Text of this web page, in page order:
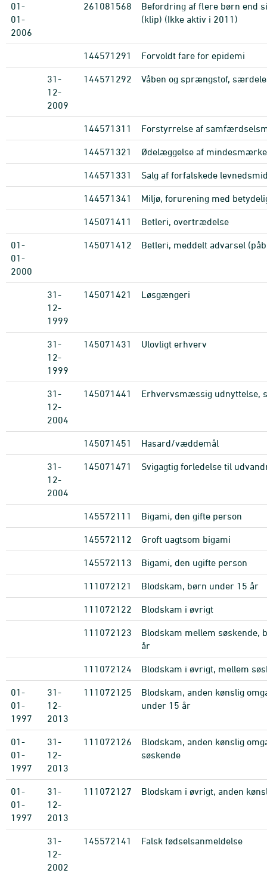
01-
01-
2006
261081568
Befordring af flere børn end
(klip) (Ikke aktiv i 2011)
144571291 Forvoldt fare for epidemi
31-
12-
2009
144571292 Våben og sprængstof,
144571311 Forstyrrelse af
144571321 Ødelæggelse af
144571331 Salg af forfalskede
144571341 Miljø, forurening med
145071411 Betleri, overtrædelse
01-
01-
2000
145071412 Betleri, meddelt advarsel
31-
12-
1999
145071421 Løsgængeri
31-
12-
1999
145071431 Ulovligt erhverv
31-
12-
2004
145071441 Erhvervsmæssig udnyttelse,
145071451 Hasard/væddemål
31-
12-
2004
145071471 Svigagtig forledelse til
145572111 Bigami, den gifte person
145572112 Groft uagtsom bigami
145572113 Bigami, den ugifte person
111072121 Blodskam, børn under 15 år
111072122 Blodskam i øvrigt
111072123
Blodskam mellem søskende,
år
111072124 Blodskam i øvrigt, mellem
01-
01-
1997
31-
12-
2013
111072125
Blodskam, anden kønslig
under 15 år
01-
01-
1997
31-
12-
2013
111072126
Blodskam, anden kønslig
søskende
01-
01-
1997
31-
12-
2013
111072127 Blodskam i øvrigt, anden
31-
12-
2002
145572141 Falsk fødselsanmeldelse